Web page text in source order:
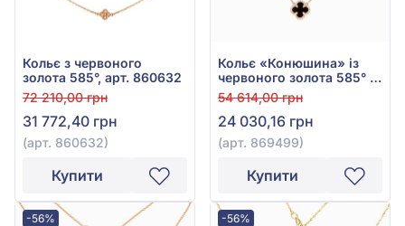
Кольє з червоного
золота 585°, арт. 860632
72 210,00 грн
31 772,40 грн
(арт. 860632)
Купити
Кольє «Конюшина» із
червоного золота 585° з
Чорним Агатом, арт.
869499
54 614,00 грн
24 030,16 грн
(арт. 869499)
Купити
-56% -56%